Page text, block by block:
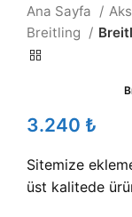
Ana Sayfa
Breitling
₺
Sitemize
üst kalitede